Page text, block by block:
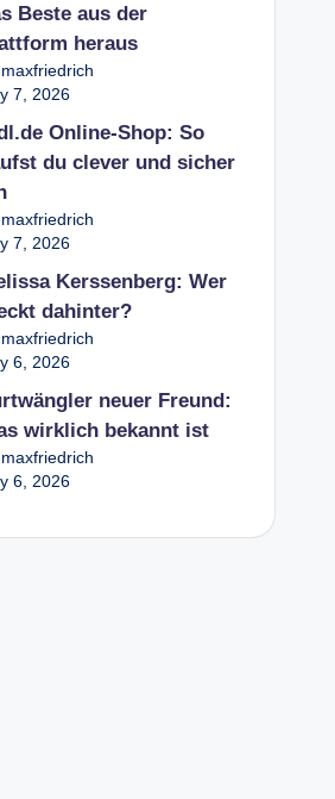
Beste aus der
heraus
7, 2026
Online-Shop: So
du clever und sicher
7, 2026
Kerssenberg: Wer
dahinter?
6, 2026
neuer Freund:
wirklich bekannt ist
6, 2026